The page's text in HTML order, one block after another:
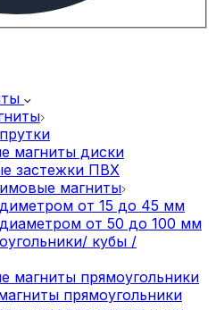
магниты диски
застежки ПВХ
магниты
от 15 до 45 мм
от 50 до 100 мм
кубы /
магниты прямоугольники
прямоугольники